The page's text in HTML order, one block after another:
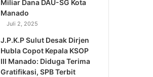
Miliar Dana DAU-SG Kota
Manado
Juli 2, 2025
J.P.K.P Sulut Desak Dirjen
Hubla Copot Kepala KSOP
III Manado: Diduga Terima
Gratifikasi, SPB Terbit